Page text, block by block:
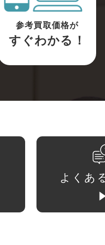
参考買取価格が
すぐわかる！
よくあ